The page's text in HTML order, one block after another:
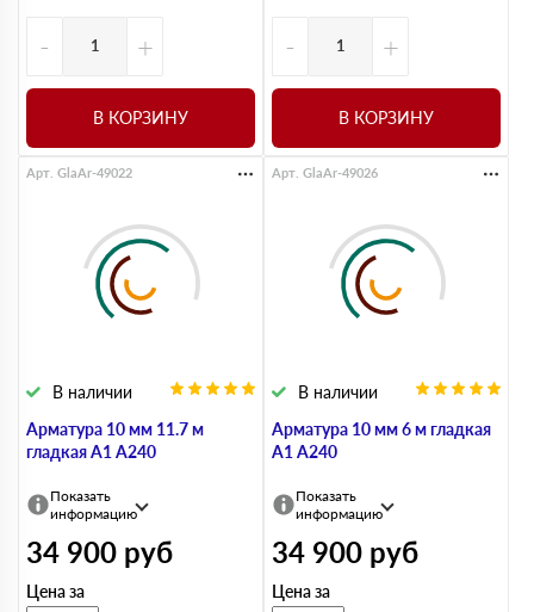
- +
В КОРЗИНУ
- +
В КОРЗИНУ
Арматура 10 мм 11.7 м
гладкая А1 А240
В наличии
Арт. GlaAr-49022
Показать
информацию
34 900 руб
Цена за
Арматура 10 мм 6 м гладкая
А1 А240
В наличии
Арт. GlaAr-49026
Показать
информацию
34 900 руб
Цена за